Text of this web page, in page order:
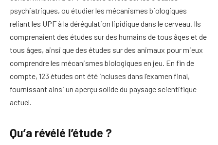
psychiatriques, ou étudier les mécanismes biologiques
reliant les UPF à la dérégulation lipidique dans le cerveau. Ils
comprenaient des études sur des humains de tous âges et de
tous âges, ainsi que des études sur des animaux pour mieux
comprendre les mécanismes biologiques en jeu. En fin de
compte, 123 études ont été incluses dans l’examen final,
fournissant ainsi un aperçu solide du paysage scientifique
actuel.
Qu’a révélé l’étude ?